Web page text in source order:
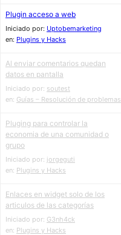
Plugin acceso a web
Iniciado por: Uptobemarketing
en: Plugins y Hacks
Al enviar comentarios quedan
datos en pantalla
Iniciado por: soutest
en: Guías – Resolución de problemas
Pluging para controlar la
economia de una comunidad o
grupo
Iniciado por: jorgeguti
en: Plugins y Hacks
Enlaces en widget solo de los
articulos de las categorías
Iniciado por: G3nh4ck
en: Plugins y Hacks